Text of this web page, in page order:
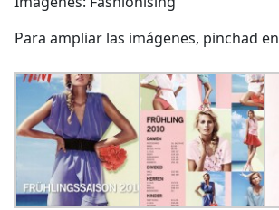
Para ampliar las imágenes, pinchad